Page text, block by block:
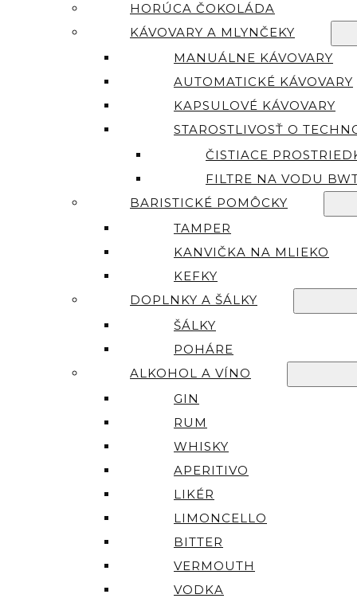
HORÚCA ČOKOLÁDA
KÁVOVARY A MLYNČEKY
MANUÁLNE KÁVOVARY
AUTOMATICKÉ KÁVOVARY
KAPSULOVÉ KÁVOVARY
STAROSTLIVOSŤ O
ČISTIACE
FILTRE NA VODU
BARISTICKÉ POMÔCKY
TAMPER
KANVIČKA NA MLIEKO
KEFKY
DOPLNKY A ŠÁLKY
ŠÁLKY
POHÁRE
ALKOHOL A VÍNO
GIN
RUM
WHISKY
APERITIVO
LIKÉR
LIMONCELLO
BITTER
VERMOUTH
VODKA